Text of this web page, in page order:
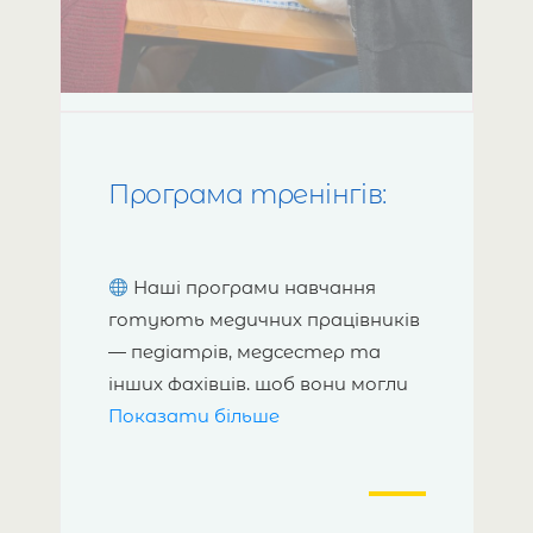
Програма тренінгів:
Наші програми навчання
готують медичних працівників
— педіатрів, медсестер та
інших фахівців, щоб вони могли
надавати ці послуги з
Показати більше